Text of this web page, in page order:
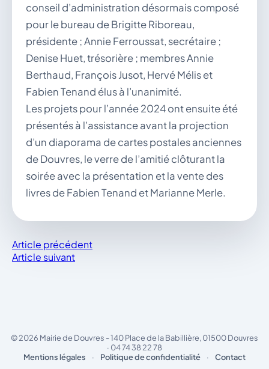
conseil d’administration désormais composé
pour le bureau de Brigitte Riboreau,
présidente ; Annie Ferroussat, secrétaire ;
Denise Huet, trésorière ; membres Annie
Berthaud, François Jusot, Hervé Mélis et
Fabien Tenand élus à l’unanimité.
Les projets pour l’année 2024 ont ensuite été
présentés à l’assistance avant la projection
d’un diaporama de cartes postales anciennes
de Douvres, le verre de l’amitié clôturant la
soirée avec la présentation et la vente des
livres de Fabien Tenand et Marianne Merle.
Article précédent
Article suivant
© 2026 Mairie de Douvres - 140 Place de la Babillière, 01500 Douvres
· 04 74 38 22 78
Mentions légales
· Politique de confidentialité · Contact